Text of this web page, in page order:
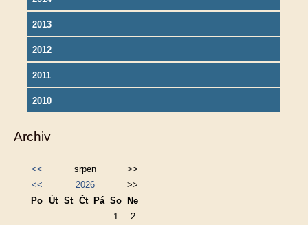
2013
2012
2011
2010
Archiv
<< srpen
>>
<<
2026
>>
Po Út St Čt Pá So
Ne
1
2